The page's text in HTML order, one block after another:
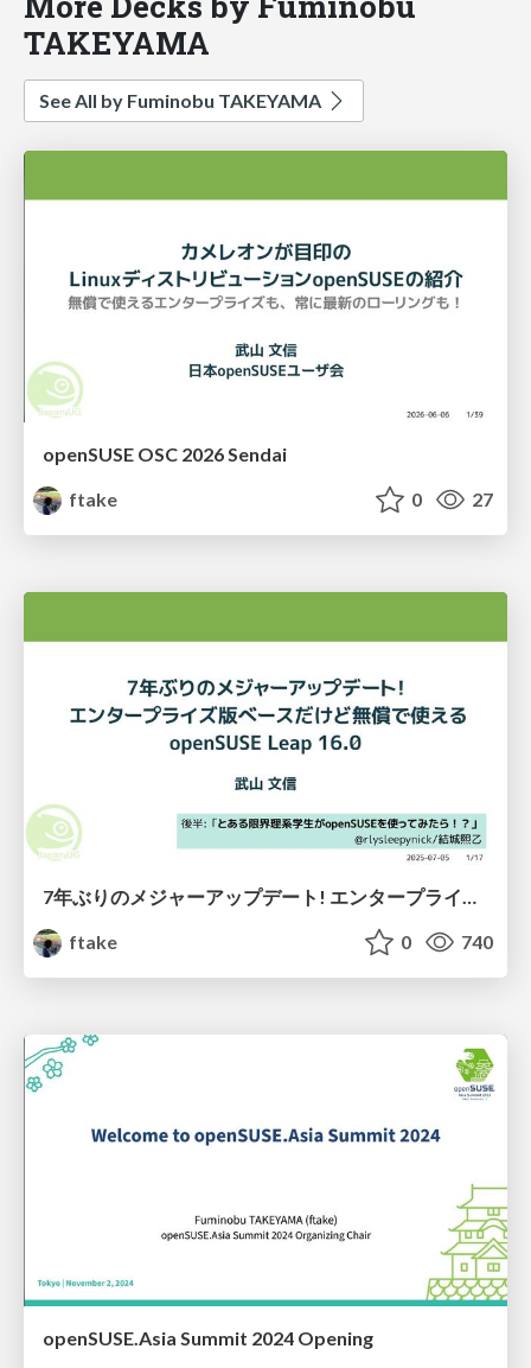
TAKEYAMA
See All by Fuminobu TAKEYAMA
openSUSE OSC 2026 Sendai
ftake
0 27
ftake
0 740
openSUSE.Asia Summit 2024 Opening